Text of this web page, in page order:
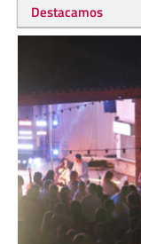
Destacamos